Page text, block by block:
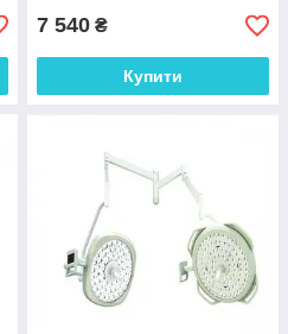
7 540 ₴
Купити